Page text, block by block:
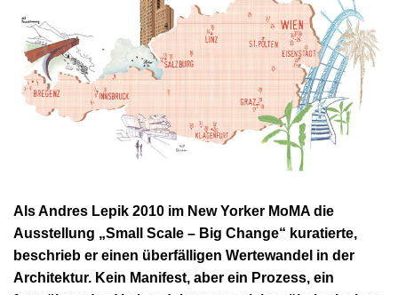
Als Andres Lepik 2010 im New Yorker MoMA die
Ausstellung „Small Scale – Big Change“ kuratierte,
beschrieb er einen überfälligen Wertewandel in der
Architektur. Kein Manifest, aber ein Prozess, ein